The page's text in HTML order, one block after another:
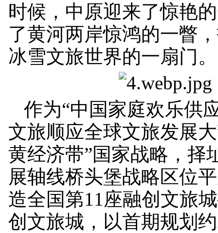
时候，中原迎来了惊艳
了黄河两岸惊鸿的一瞥
冰雪文旅世界的一扇门。
作为“中国家庭欢乐供
文旅顺应全球文旅发展
黄经济带”国家战略，择
展轴线桥头堡战略区位
造全国第11座融创文旅
创文旅城，以首期规划